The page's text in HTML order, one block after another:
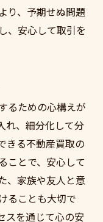
り、予期せぬ問題
、安心して取引を
るための心構えが
れ、細分化して分
きる不動産買取の
ことで、安心して
、家族や友人と意
ることも大切で
スを通じて心の安